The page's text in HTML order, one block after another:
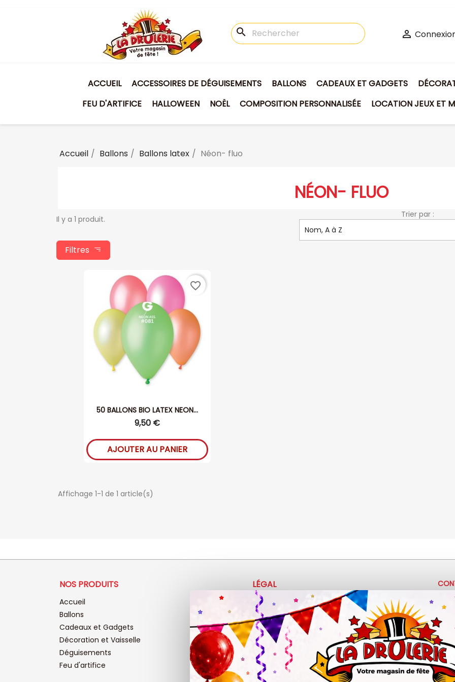
search 
ACCUEIL ACCESSOIRES DE DÉGUISEMENTS BALLONS CADEAUX ET GADGETS
FEU D'ARTIFICE
HALLOWEEN NOËL COMPOSITION PERSONNALISÉE LOCATION JEUX ET
Accueil Ballons Ballons latex Néon- fluo
NÉON- FLUO
Il y a 1 produit.
Filtres
Trier par :
Nom, A à Z
50 BALLONS BIO LATEX NEON...
9,50 €
AJOUTER AU PANIER
favorite_border
Affichage 1-1 de 1 article(s)
NOS PRODUITS
Accueil
Ballons
Cadeaux et Gadgets
Décoration et Vaisselle
Déguisements
Feu d'artifice
LÉGAL
Mentions légales
Politique de confidentialité
Conditions d'utilisation
Z.A
Sa :